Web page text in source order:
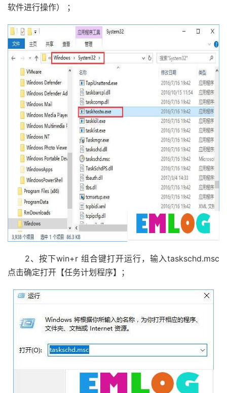
软件进行操作） ；
2、按下win+r 组合键打开运行，输入taskschd.msc
点击确定打开【任务计划程序】；